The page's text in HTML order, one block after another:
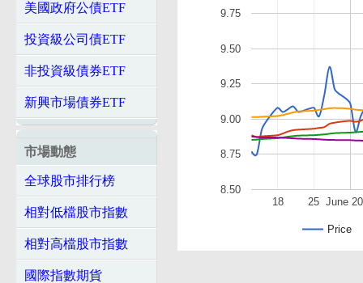
美國政府公債ETF
投資級公司債ETF
非投資級債券ETF
新興市場債券ETF
市場動態
全球股市排行榜
相對低檔股市指數
相對高檔股市指數
國際指數期貨
Price
June
18 25
8.50
8.75
9.00
9.25
9.50
9.75